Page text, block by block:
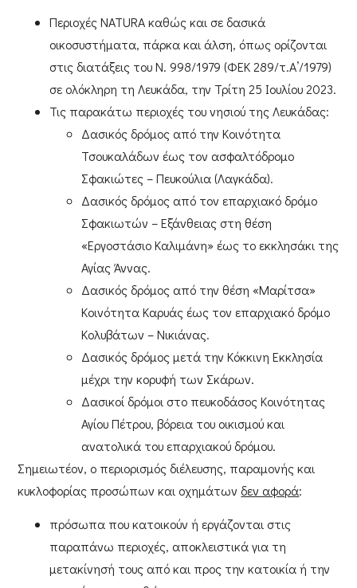
Περιοχές NATURA καθώς και σε δασικά
οικοσυστήματα, πάρκα και άλση, όπως ορίζονται
στις διατάξεις του Ν. 998/1979 (ΦΕΚ 289/τ.Α’/1979)
σε ολόκληρη τη Λευκάδα, την Τρίτη 25 Ιουλίου 2023.
Τις παρακάτω περιοχές του νησιού της Λευκάδας:
Δασικός δρόμος από την Κοινότητα
Τσουκαλάδων έως τον ασφαλτόδρομο
Σφακιώτες – Πευκούλια (Λαγκάδα).
Δασικός δρόμος από τον επαρχιακό δρόμο
Σφακιωτών – Εξάνθειας στη θέση
«Εργοστάσιο Καλιμάνη» έως το εκκλησάκι της
Αγίας Άννας.
Δασικός δρόμος από την θέση «Μαρίτσα»
Κοινότητα Καρυάς έως τον επαρχιακό δρόμο
Κολυβάτων – Νικιάνας.
Δασικός δρόμοςμετά την Κόκκινη Εκκλησία
μέχρι την κορυφή των Σκάρων.
Δασικοί δρόμοι στο πευκοδάσος Κοινότητας
Αγίου Πέτρου, βόρεια του οικισμού και
ανατολικά του επαρχιακού δρόμου.
Σημειωτέον, ο περιορισμός διέλευσης, παραμονής και
κυκλοφορίας προσώπων και οχημάτων δεν αφορά:
πρόσωπα που κατοικούν ή εργάζονται στις
παραπάνω περιοχές, αποκλειστικά για τη
μετακίνησή τους από και προς την κατοικία ή την